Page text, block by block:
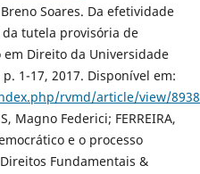
Soares. Da efetividade
tutela provisória de
Direito da Universidade
1-17, 2017. Disponível em:
rvmd/article/view/
Magno Federici; FERREIRA,
e o processo
Fundamentais &